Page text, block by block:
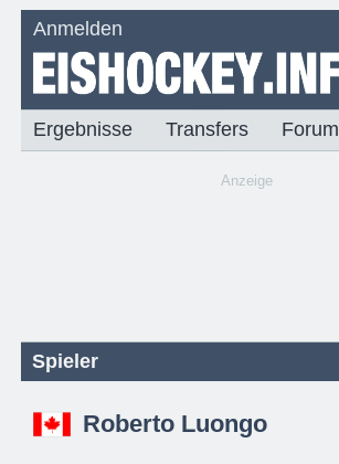
Anmelden
Ergebnisse Transfers Forum
Anzeige
Spieler
Roberto Luongo